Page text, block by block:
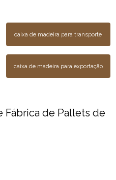
caixa de madeira para transporte
caixa de madeira para exportação
Fábrica de Pallets de